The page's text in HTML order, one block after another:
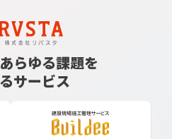
らゆる課題を
サービス